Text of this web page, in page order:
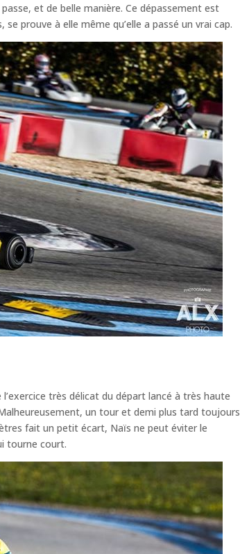
et de belle manière. Ce dépassement est
prouve à elle même qu’elle a passé un vrai cap.
très délicat du départ lancé à très haute
un tour et demi plus tard toujours
fait un petit écart, Naïs ne peut éviter le
tourne court.